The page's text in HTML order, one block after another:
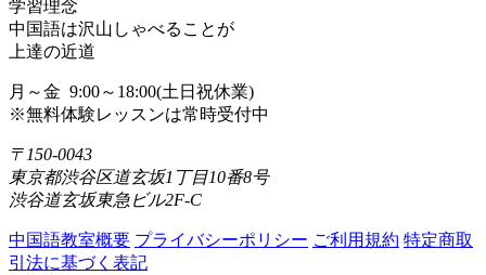
学習理念
中国語は沢山しゃべることが
上達の近道
月～金 9:00～18:00(土日祝休業)
※無料体験レッスンは常時受付中
〒150-0043
東京都渋谷区道玄坂1丁目10番8号
渋谷道玄坂東急ビル2F-C
中国語教室概要 プライバシーポリシー ご利用規約 特定商取
引法に基づく表記